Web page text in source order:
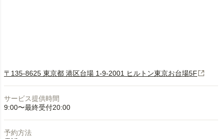
〒135-8625 東京都 港区台場 1-9-2001 ヒルトン東京お台場5F
サービス提供時間
9:00〜最終受付20:00
予約方法